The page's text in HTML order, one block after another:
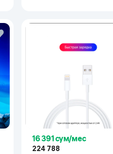
16 391 сум/мес
224 788